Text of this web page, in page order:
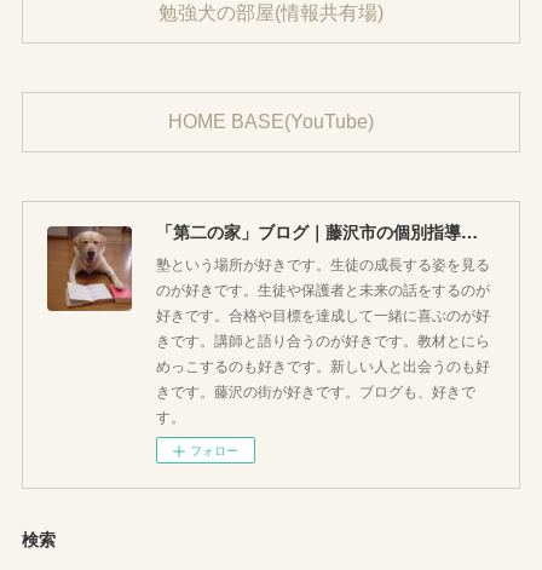
勉強犬の部屋(情報共有場)
HOME BASE(YouTube)
「第二の家」ブログ｜藤沢市の個別指導塾のお話
塾という場所が好きです。生徒の成長する姿を見る
のが好きです。生徒や保護者と未来の話をするのが
好きです。合格や目標を達成して一緒に喜ぶのが好
きです。講師と語り合うのが好きです。教材とにら
めっこするのも好きです。新しい人と出会うのも好
きです。藤沢の街が好きです。ブログも、好きで
す。
フォロー
検索